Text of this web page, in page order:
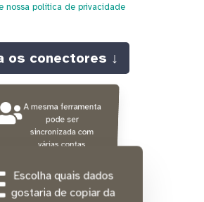
nossa política de privacidade
os conectores ↓
A mesma ferramenta
pode ser
sincronizada com
várias contas
tempo
Escolha quais dados
gostaria de copiar da